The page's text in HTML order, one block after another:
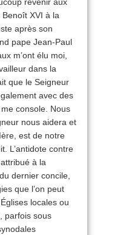
revenir aux
XVI à la
après son
pape Jean-Paul
m’ont élu moi,
dans la
que le Seigneur
avec des
console. Nous
nous aidera et
est de notre
L’antidote contre
à la
dernier concile,
que l’on peut
locales ou
parfois sous